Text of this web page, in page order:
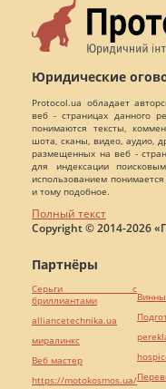
Юридические
Protocol.ua обладает
веб - страницах данного
понимаются тексты,
шота, сканы, видео, аудио,
размещенных на веб -
для индексации
использованием
и тому подобное.
Полный текст
Copyright © 2014-2026
Партнёры
Серьги с
бриллиантами
alliancetechnika.ua
миралинкс
Веб мастер
https://motokosmos.ua/